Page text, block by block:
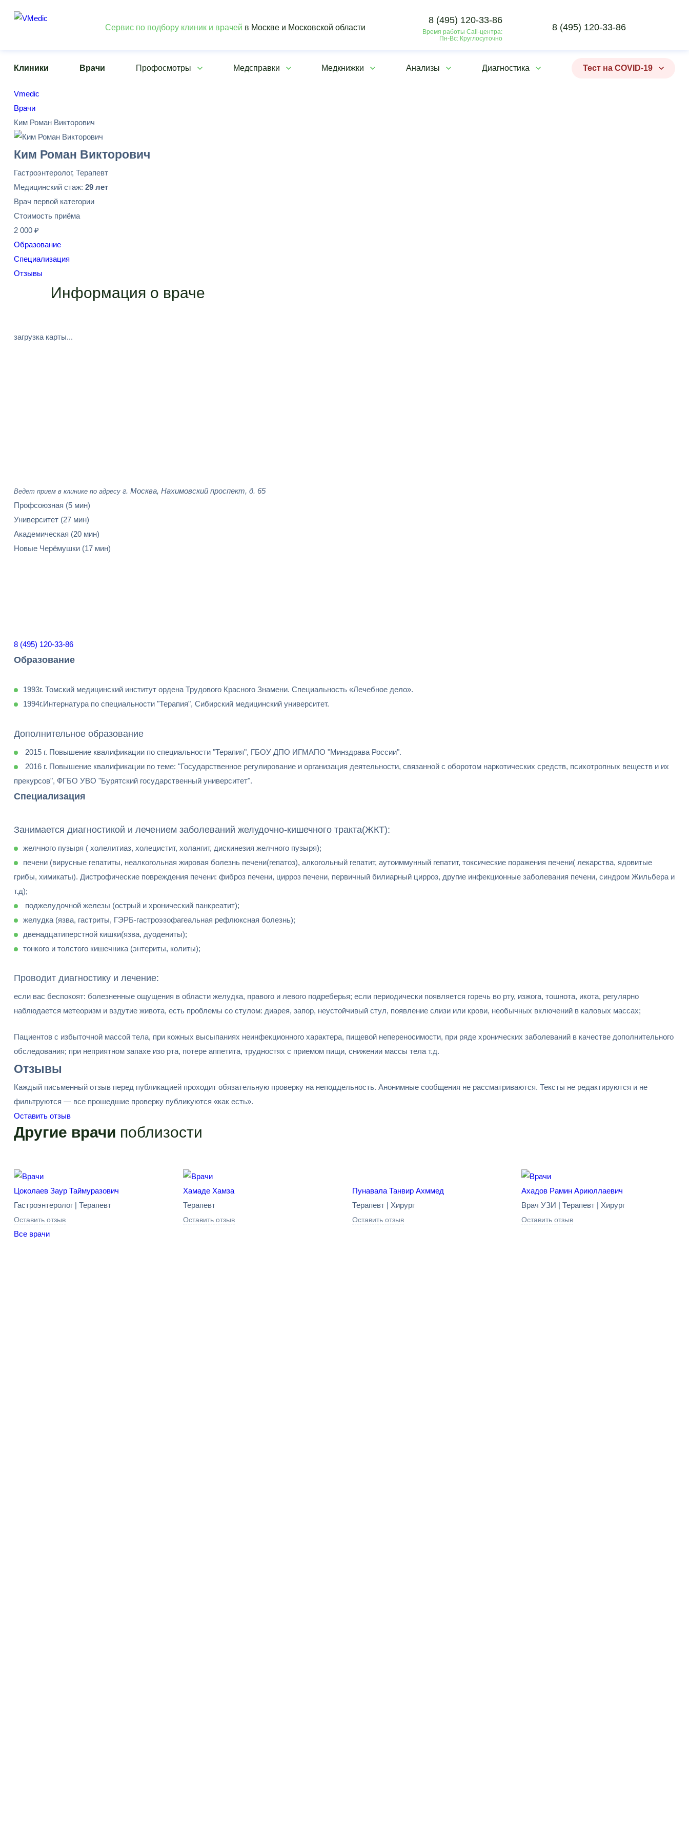
Сервис по подбору клиник и врачей в Москве и Московской области
8 (495) 120-33-86
Время работы Call-центра:
Пн-Вс: Круглосуточно
8 (495) 120-33-86
Клиники Врачи Профосмотры Медсправки Медкнижки Анализы Диагностика Тест на COVID-19
Vmedic
Врачи
Ким Роман Викторович
Ким Роман Викторович
Гастроэнтеролог, Терапевт
Медицинский стаж: 29 лет
Врач первой категории
Стоимость приёма
2 000 ₽
Образование
Специализация
Отзывы
Информация о враче
загрузка карты...
Ведет прием в клинике по адресу г. Москва, Нахимовский проспект, д. 65
Профсоюзная (5 мин)
Университет (27 мин)
Академическая (20 мин)
Новые Черёмушки (17 мин)
8 (495) 120-33-86
Образование
1993г. Томский медицинский институт ордена Трудового Красного Знамени. Специальность «Лечебное дело».
1994г.Интернатура по специальности "Терапия", Сибирский медицинский университет.
Дополнительное образование
2015 г. Повышение квалификации по специальности "Терапия", ГБОУ ДПО ИГМАПО "Минздрава России".
2016 г. Повышение квалификации по теме: "Государственное регулирование и организация деятельности, связанной с оборотом наркотических средств, психотропных веществ и их
прекурсов", ФГБО УВО "Бурятский государственный университет".
Специализация
Занимается диагностикой и лечением заболеваний желудочно-кишечного тракта(ЖКТ):
желчного пузыря ( холелитиаз, холецистит, холангит, дискинезия желчного пузыря);
печени (вирусные гепатиты, неалкогольная жировая болезнь печени(гепатоз), алкогольный гепатит, аутоиммунный гепатит, токсические поражения печени( лекарства, ядовитые
грибы, химикаты). Дистрофические повреждения печени: фиброз печени, цирроз печени, первичный билиарный цирроз, другие инфекционные заболевания печени, синдром Жильбера и
т.д);
поджелудочной железы (острый и хронический панкреатит);
желудка (язва, гастриты, ГЭРБ-гастроэзофагеальная рефлюксная болезнь);
двенадцатиперстной кишки(язва, дуодениты);
тонкого и толстого кишечника (энтериты, колиты);
Проводит диагностику и лечение:
если вас беспокоят: болезненные ощущения в области желудка, правого и левого подреберья; если периодически появляется горечь во рту, изжога, тошнота, икота, регулярно
наблюдается метеоризм и вздутие живота, есть проблемы со стулом: диарея, запор, неустойчивый стул, появление слизи или крови, необычных включений в каловых массах;
Пациентов с избыточной массой тела, при кожных высыпаниях неинфекционного характера, пищевой непереносимости, при ряде хронических заболеваний в качестве дополнительного
обследования; при неприятном запахе изо рта, потере аппетита, трудностях с приемом пищи, снижении массы тела т.д.
Отзывы
Каждый письменный отзыв перед публикацией проходит обязательную проверку на неподдельность. Анонимные сообщения не рассматриваются. Тексты не редактируются и не
фильтруются — все прошедшие проверку публикуются «как есть».
Оставить отзыв
Другие врачи поблизости
Цоколаев Заур Таймуразович
Гастроэнтеролог | Терапевт
Оставить отзыв
Хамаде Хамза
Терапевт
Оставить отзыв
Пунавала Танвир Ахммед
Терапевт | Хирург
Оставить отзыв
Ахадов Рамин Ариюллаевич
Врач УЗИ | Терапевт | Хирург
Оставить отзыв
Все врачи